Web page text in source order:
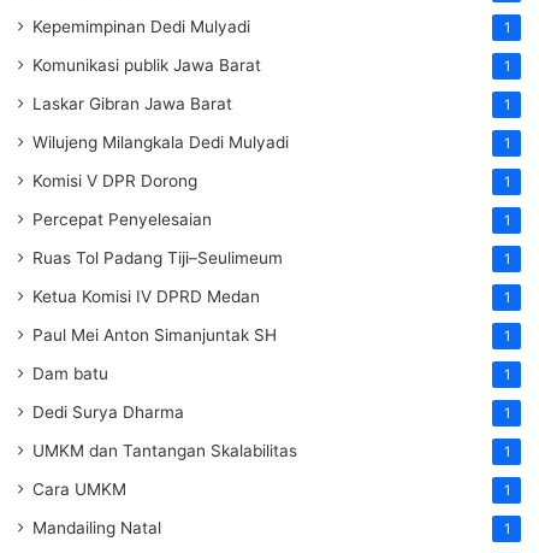
Kepemimpinan Dedi Mulyadi 1
Komunikasi publik Jawa Barat 1
Laskar Gibran Jawa Barat 1
Wilujeng Milangkala Dedi Mulyadi 1
Komisi V DPR Dorong 1
Percepat Penyelesaian 1
Ruas Tol Padang Tiji–Seulimeum 1
Ketua Komisi IV DPRD Medan 1
Paul Mei Anton Simanjuntak SH 1
Dam batu 1
Dedi Surya Dharma 1
UMKM dan Tantangan Skalabilitas 1
Cara UMKM 1
Mandailing Natal 1